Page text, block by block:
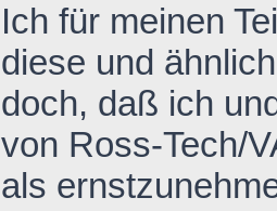
Ich für meinen
diese und
doch, daß ich
von Ross-Tech/
als